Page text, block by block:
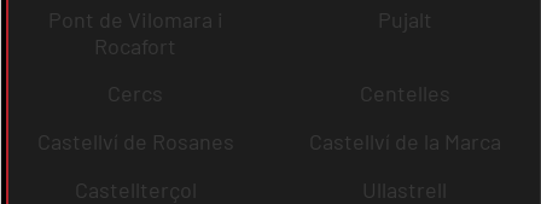
Pont de Vilomara i
Rocafort
Pujalt
Cercs
Centelles
Castellví de Rosanes
Castellví de la Marca
Castellterçol
Ullastrell